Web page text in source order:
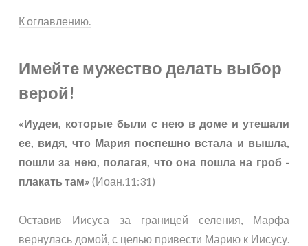
К оглавлению.
Имейте мужество делать выбор
верой!
«Иудеи, которые были с нею в доме и утешали
ее, видя, что Мария поспешно встала и вышла,
пошли за нею, полагая, что она пошла на гроб -
плакать там» (Иоан.11:31 )
Оставив Иисуса за границей селения, Марфа
вернулась домой, с целью привести Марию к Иисусу.